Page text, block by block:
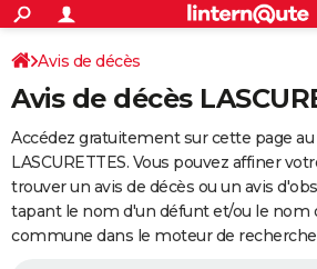
ACTUALITÉS
Politique
Société
Faits Divers
Education
Monde
Villes
+
SPORT
Coupe du monde 2026
Football
Tennis
Cyclisme
Rugby
Forum
Programme TV
TNTStreaming
Cinéma
Sorties cinéma
Musique
+
FINANCE
Retraite
Epargne
Immobilier
Risques naturels par ville
Assurance
AUTO
Essais
Réserver un essai
Citadines
Berlines
SUV
Forum auto
+
Avis de décès
Avis de décès
Accédez gratuitement sur cette page
LASCURETTES. Vous pouvez affiner
trouver un avis de décès ou un avis
tapant le nom d'un défunt et/ou le nom
commune dans le moteur de recherche